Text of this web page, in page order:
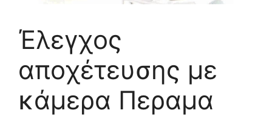
Έλεγχος
αποχέτευσης με
κάμερα Περαμα